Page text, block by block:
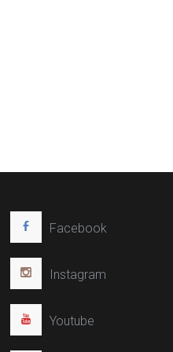
Facebook
Instagram
Youtube